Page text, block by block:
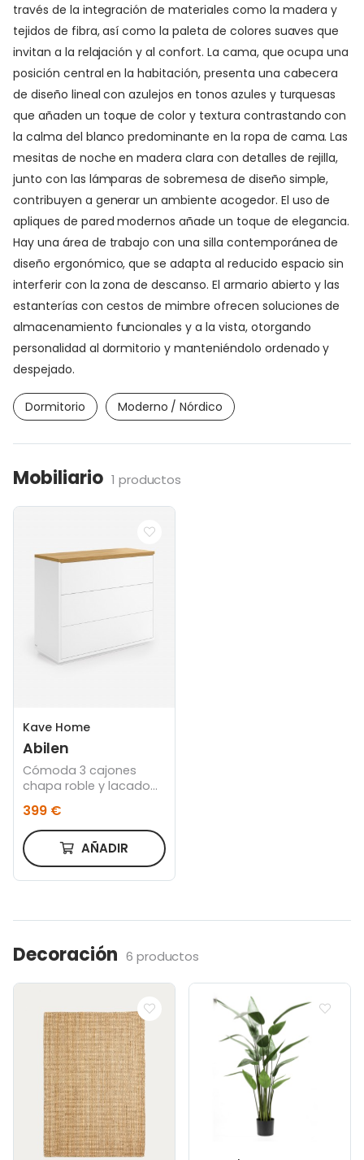
través de la integración de materiales como la madera y
tejidos de fibra, así como la paleta de colores suaves que
invitan a la relajación y al confort. La cama, que ocupa una
posición central en la habitación, presenta una cabecera
de diseño lineal con azulejos en tonos azules y turquesas
que añaden un toque de color y textura contrastando con
la calma del blanco predominante en la ropa de cama. Las
mesitas de noche en madera clara con detalles de rejilla,
junto con las lámparas de sobremesa de diseño simple,
contribuyen a generar un ambiente acogedor. El uso de
apliques de pared modernos añade un toque de elegancia.
Hay una área de trabajo con una silla contemporánea de
diseño ergonómico, que se adapta al reducido espacio sin
interferir con la zona de descanso. El armario abierto y las
estanterías con cestos de mimbre ofrecen soluciones de
almacenamiento funcionales y a la vista, otorgando
personalidad al dormitorio y manteniéndolo ordenado y
despejado.
Dormitorio Moderno / Nórdico
Mobiliario 1 productos
Kave Home
Abilen
Cómoda 3 cajones
chapa roble y lacado
100%
399 €
AÑADIR
Decoración 6 productos